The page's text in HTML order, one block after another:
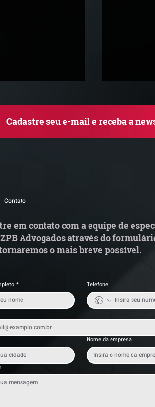
de
Cadastre seu e-mail e receba a
Contato
em contato com a equipe de
Advogados através do
o mais breve possível.
* Telefone
Nome da empresa